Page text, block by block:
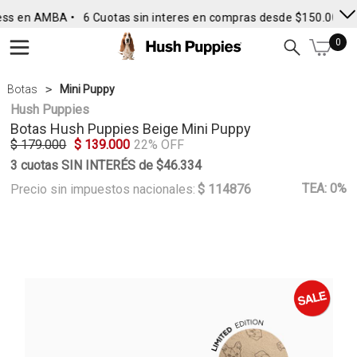
en AMBA • 6 Cuotas sin interes en compras desde $150.000 •
0
Botas Mini Puppy
Hush Puppies
Botas Hush Puppies Beige Mini Puppy
$ 179.000 $ 139.000 22% OFF
3 cuotas SIN INTERÉS de $46.334
Precio sin impuestos nacionales: $ 114876 TEA: 0%